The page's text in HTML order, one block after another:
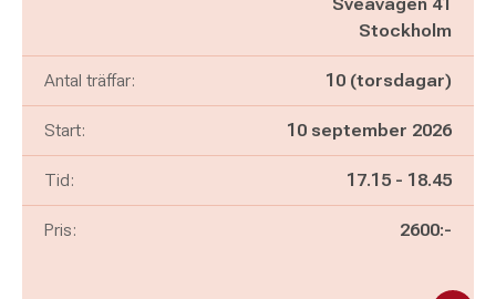
Stockholm
Antal träffar: 10 (torsdagar)
Start: 10 september 2026
Tid: Pågår mellan
17.15 - och
18.45
Pris: 2600:-